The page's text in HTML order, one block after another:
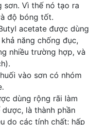
sơn. Vì thế nó tạo ra
độ bóng tốt.
acetate được dùng
năng chống đục,
nhiều trường hợp, và
vào sơn có nhóm
dùng rộng rãi làm
là thành phần
do các tính chất: hấp